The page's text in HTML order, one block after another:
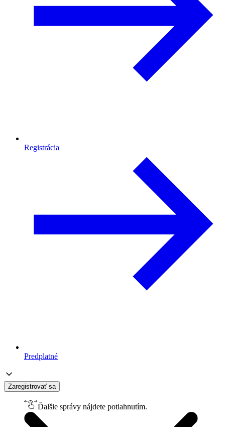
Registrácia
Predplatné
Zaregistrovať sa
Ďalšie správy nájdete potiahnutím.